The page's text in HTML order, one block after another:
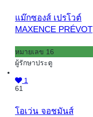
แม๊กซองส์ เปรโวต์
MAXENCE PRÉVOT
หมายเลข 16
ผู้รักษาประตู
1
61
โอเว่น จอชมันส์